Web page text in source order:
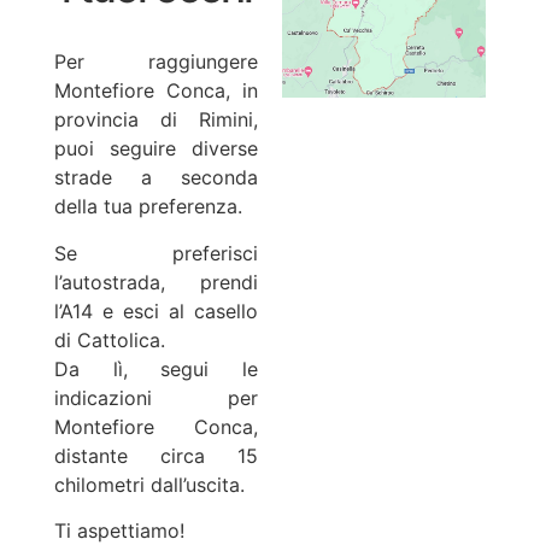
Per raggiungere
Montefiore Conca, in
provincia di Rimini,
puoi seguire diverse
strade a seconda
della tua preferenza.
Se preferisci
l’autostrada, prendi
l’A14 e esci al casello
di Cattolica.
Da lì, segui le
indicazioni per
Montefiore Conca,
distante circa 15
chilometri dall’uscita.
Ti aspettiamo!